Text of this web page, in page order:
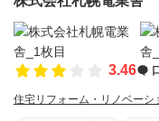
3.46
住宅リフォーム・リノベーシ